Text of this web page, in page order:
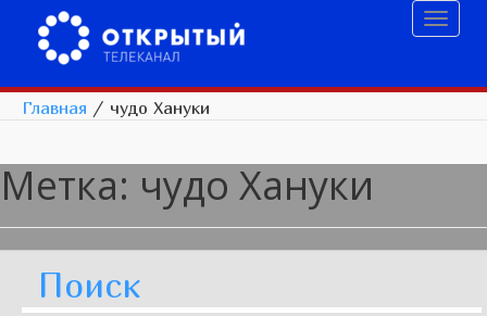
Главная / чудо Хануки
Метка: чудо Хануки
Поиск